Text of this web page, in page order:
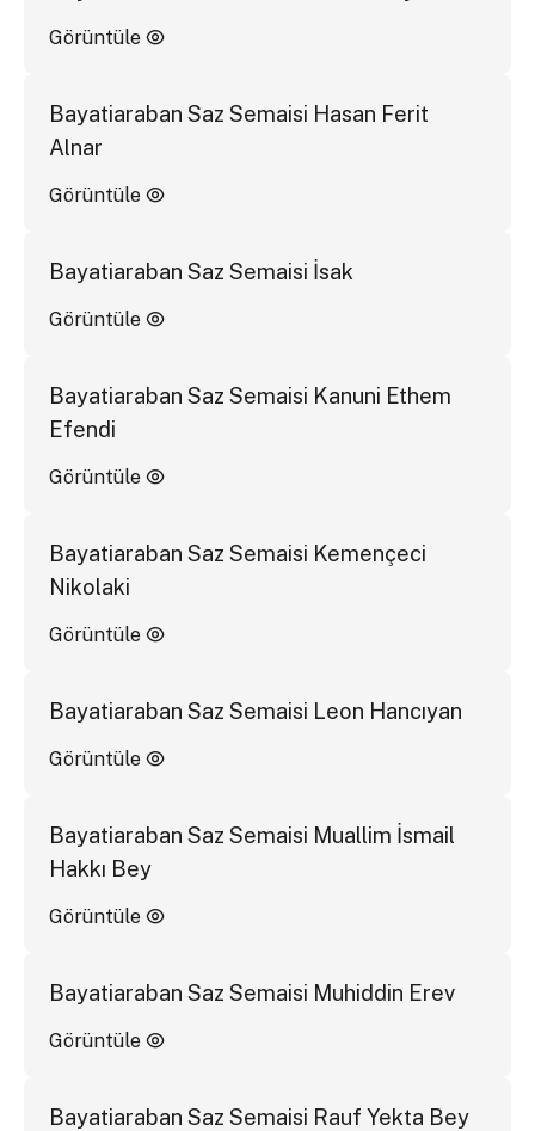
Görüntüle
Bayatiaraban Saz Semaisi Hasan Ferit
Alnar
Görüntüle
Bayatiaraban Saz Semaisi İsak
Görüntüle
Bayatiaraban Saz Semaisi Kanuni Ethem
Efendi
Görüntüle
Bayatiaraban Saz Semaisi Kemençeci
Nikolaki
Görüntüle
Bayatiaraban Saz Semaisi Leon Hancıyan
Görüntüle
Bayatiaraban Saz Semaisi Muallim İsmail
Hakkı Bey
Görüntüle
Bayatiaraban Saz Semaisi Muhiddin Erev
Görüntüle
Bayatiaraban Saz Semaisi Rauf Yekta Bey